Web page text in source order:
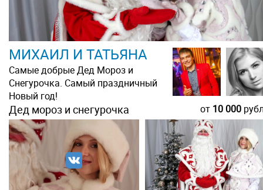
МИХАИЛ И ТАТЬЯНА
Самые добрые Дед Мороз и
Снегурочка. Самый праздничный
Новый год!
Дед мороз и снегурочка от 10 000